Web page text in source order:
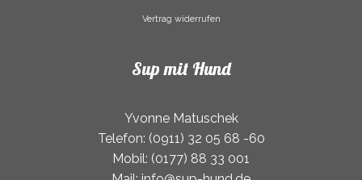
Vertrag widerrufen
Sup mit Hund
Yvonne Matuschek
Telefon: (0911) 32 05 68 -60
Mobil: (0177) 88 33 001